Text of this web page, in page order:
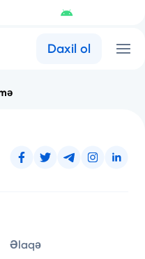
Daxil ol
Əlaqə